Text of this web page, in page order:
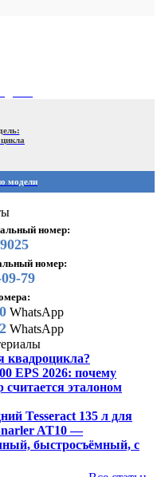
модели
номер:
номер:
79
WhatsApp
WhatsApp
квадроцикла?
EPS 2026: почему
считается эталоном
Tesseract 135 л для
AT10 —
быстросъёмный, с